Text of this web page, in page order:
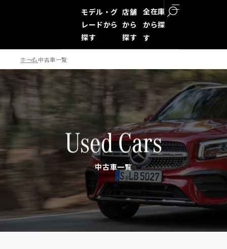
モデル・グ
レードから
探す
店舗
から
探す
全在庫
から探
す
検索
ホーム中古車一覧
Used Cars
中古車一覧